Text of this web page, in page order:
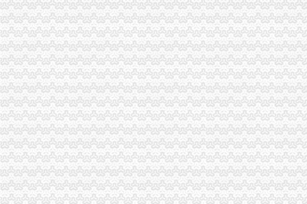
城口县新增一件重庆市重庆税务注销著名商标
彭水局与山东聊城市重庆分公司注销工商局建立结对扶贫协作工作机制
渝北局重庆营业执照注销创新三大执法机制积查处大案要案
高新区局重庆税务注销高质量完成第二批微型企业发展试点任务
合川区第二批108名微型企业创业人员通过评审
国务院稳定物价保障群众基本生活督查组到渝北区督查
渝中局重庆营业执照注销全面完成全年食品抽样检验和快速检测工作
南岸局重庆代办公司改革创新监管方式促进监管职能履行到位
云诞生家村镇银行
万州局被评为“2010年全国清理整顿人力资源市场秩序专项行动突出成绩单位”
商标处支部迅速启动“一述二评三公示”重庆营业执照注销活动
涪陵局重庆营业执照注销敦仁所建立业务指导员制度提升干部综合业务能力
市重庆代办公司局外资处主动服务帮助解决华润集团重庆公司注册资本到位受
2010年重庆青年人才论坛工商系统分论坛中介服务业子论坛预备会成功举行